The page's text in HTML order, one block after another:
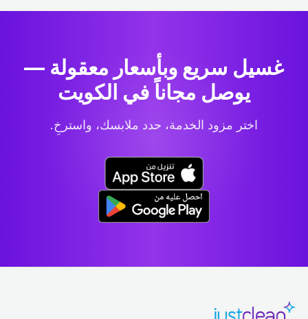
غسيل سريع وبأسعار معقولة —
يوصل مجاناً في الكويت
اختر مزود الخدمة، حدد ملابسك، واسترخِ.